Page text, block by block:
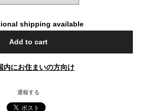
shipping available
Add to cart
内にお住まいの方向け
通報する